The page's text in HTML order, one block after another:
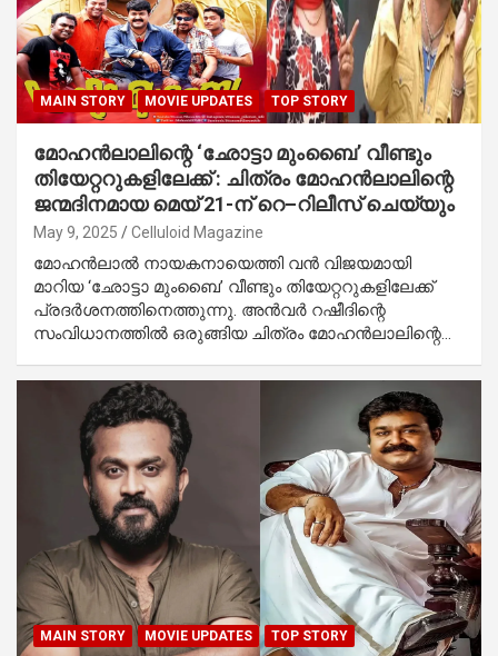
MAIN STORY MOVIE UPDATES TOP STORY
മോഹൻലാലിന്റെ ‘ഛോട്ടാ മുംബൈ’ വീണ്ടും
തിയേറ്ററുകളിലേക്ക് : ചിത്രം മോഹൻലാലിന്റെ
ജന്മദിനമായ മെയ് 21-ന് റെ–റിലീസ് ചെയ്യും
May 9, 2025 Celluloid Magazine
മോഹൻലാൽ നായകനായെത്തി വൻ വിജയമായി
മാറിയ ‘ഛോട്ടാ മുംബൈ’ വീണ്ടും തിയേറ്ററുകളിലേക്ക്
പ്രദർശനത്തിനെത്തുന്നു. അൻവർ റഷീദിന്റെ
സംവിധാനത്തിൽ ഒരുങ്ങിയ ചിത്രം മോഹൻലാലിന്റെ…
MAIN STORY MOVIE UPDATES TOP STORY